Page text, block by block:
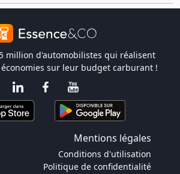
million d'automobilistes qui réalisent
sur leur budget carburant !
Mentions légales
Conditions d'utilisation
Politique de confidentialité